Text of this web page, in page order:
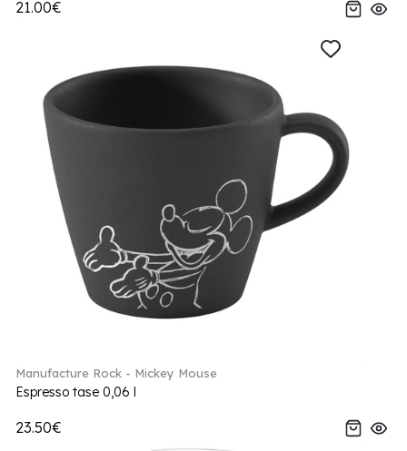
21.00€
Manufacture Rock - Mickey Mouse
Espresso tase 0,06 l
23.50€